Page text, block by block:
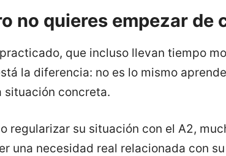
no quieres empezar de
que incluso llevan tiempo
la diferencia: no es lo mismo
situación concreta.
o regularizar su situación con el A2,
una necesidad real relacionada con su